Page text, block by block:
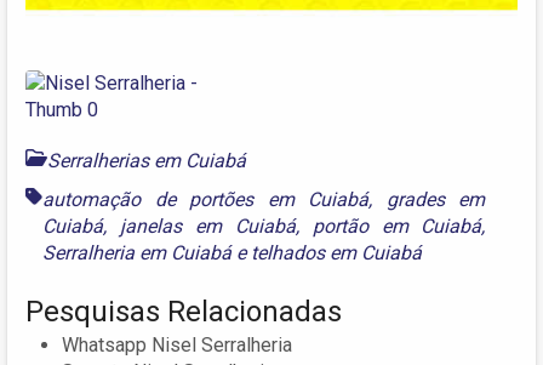
Serralherias em Cuiabá
automação de portões em Cuiabá, grades em
Cuiabá, janelas em Cuiabá, portão em Cuiabá,
Serralheria em Cuiabáe telhados em Cuiabá
Pesquisas Relacionadas
Whatsapp Nisel Serralheria